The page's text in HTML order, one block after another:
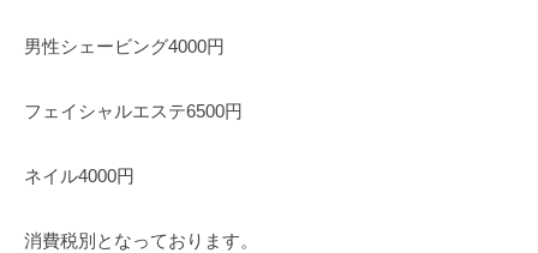
男性シェービング4000円
フェイシャルエステ6500円
ネイル4000円
消費税別となっております。